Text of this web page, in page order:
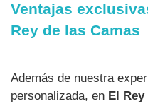
Ventajas
Rey de las Camas
Además de nuestra
personalizada, en El